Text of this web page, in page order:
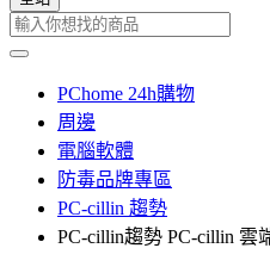
PChome 24h購物
周邊
電腦軟體
防毒品牌專區
PC-cillin 趨勢
PC-cillin趨勢 PC-cillin